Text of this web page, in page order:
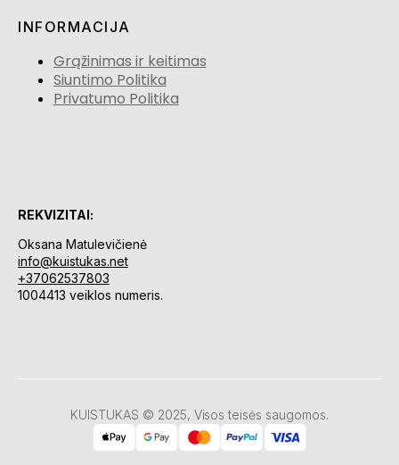
INFORMACIJA
Grąžinimas ir keitimas
Siuntimo Politika
Privatumo Politika
REKVIZITAI:
Oksana Matulevičienė
info@kuistukas.net
+37062537803
1004413 veiklos numeris.
KUISTUKAS © 2025, Visos teisės saugomos.